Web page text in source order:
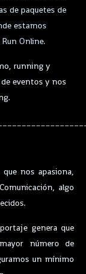
de paquetes de
estamos
Online.
running y
eventos y nos
nos apasiona,
algo
genera que
número de
un mínimo